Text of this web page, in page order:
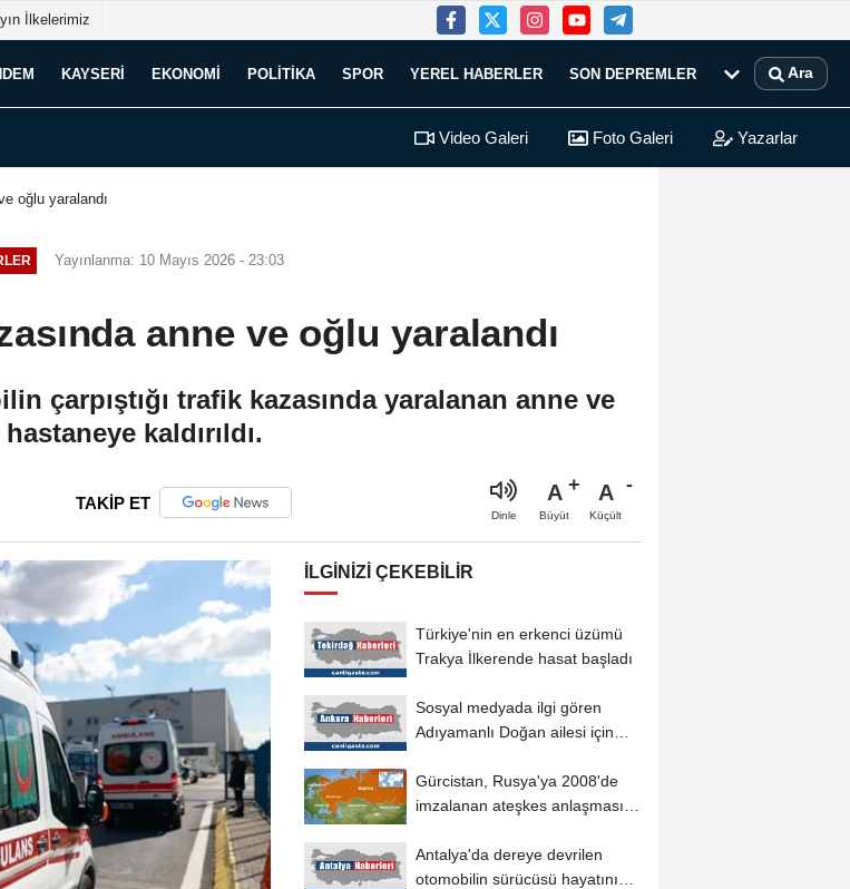
İlkelerimiz
KAYSERI EKONOMI POLITIKA SPOR YEREL HABERLER SON DEPREMLER Ara
Video Galeri Foto Galeri Yazarlar
oğlu yaralandı
Yayınlanma: 10 Mayıs 2026 - 23:03
anne ve oğlu yaralandı
çarpıştığı trafik kazasında yaralanan anne ve
kaldırıldı.
TAKİP ET
Dinle
A
Büyüt
A
Küçült
İLGINIZI ÇEKEBILIR
Türkiye'nin en erkenci üzümü
Trakya İlkerende hasat başladı
Sosyal medyada ilgi gören
Adıyamanlı Doğan ailesi için
Gürcistan, Rusya'ya 2008'de
imzalanan ateşkes anlaşmasına
Antalya'da dereye devrilen
otomobilin sürücüsü hayatını